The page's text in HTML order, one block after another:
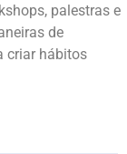
palestras e
de
criar hábitos